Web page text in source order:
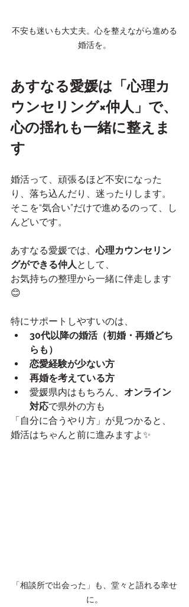
不安も迷いも大丈夫。心を整えながら進める
婚活を。
あすなる愛媛は「心理カ
ウンセリング×仲人」で、
心の揺れも一緒に整えま
す
婚活って、頑張るほど不安になった
り、落ち込んだり、迷ったりします。
そこを“気合い”だけで進めるのって、し
んどいです。
あすなる愛媛では、心理カウンセリン
グができる仲人として、
お気持ちの整理から一緒に伴走します
😊
特にサポートしやすいのは、
30代以降の婚活（初婚・再婚どち
らも）
恋愛経験が少ない方
再婚を考えている方
愛媛県内はもちろん、 オンライン
対応で県外の方も
「自分に合うやり方」が見つかると、
婚活はちゃんと前に進みますよ✨
「相談所で出会った」も、堂々と語れる幸せ
に。